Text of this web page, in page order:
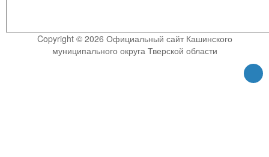
Copyright © 2026 Официальный сайт Кашинского
муниципального округа Тверской области